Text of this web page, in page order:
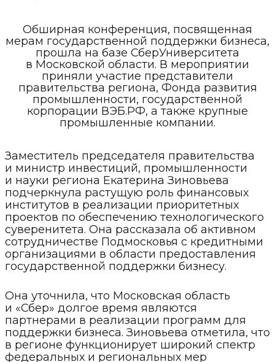
Обширная конференция, посвященная
мерам государственной поддержки бизнеса,
прошла на базе СберУниверситета
в Московской области. В мероприятии
приняли участие представители
правительства региона, Фонда развития
промышленности, государственной
корпорации ВЭБ.РФ, а также крупные
промышленные компании.
Заместитель председателя правительства
и министр инвестиций, промышленности
и науки региона Екатерина Зиновьева
подчеркнула растущую роль финансовых
институтов в реализации приоритетных
проектов по обеспечению технологического
суверенитета. Она рассказала об активном
сотрудничестве Подмосковья с кредитными
организациями в области предоставления
государственной поддержки бизнесу.
Она уточнила, что Московская область
и «Сбер» долгое время являются
партнерами в реализации программ для
поддержки бизнеса. Зиновьева отметила, что
в регионе функционирует широкий спектр
федеральных и региональных мер